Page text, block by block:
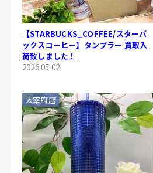
【STARBUCKS_COFFEE/スターバ
ックスコーヒー】タンブラー 買取入
荷致しました！
2026.05.02
太宰府店